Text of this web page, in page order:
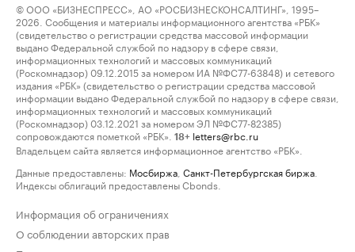
© ООО «БИЗНЕСПРЕСС», АО «РОСБИЗНЕСКОНСАЛТИНГ», 1995–
2026. Сообщения и материалы информационного агентства «РБК»
(свидетельство о регистрации средства массовой информации
выдано Федеральной службой по надзору в сфере связи,
информационных технологий и массовых коммуникаций
(Роскомнадзор) 09.12.2015 за номером ИА №ФС77-63848) и сетевого
издания «РБК» (свидетельство о регистрации средства массовой
информации выдано Федеральной службой по надзору в сфере связи,
информационных технологий и массовых коммуникаций
(Роскомнадзор) 03.12.2021 за номером ЭЛ №ФС77-82385)
сопровождаются пометкой «РБК».
18+ letters@rbc.ru
Владельцем сайта является информационное агентство «РБК».
Данные предоставлены: Мосбиржа Санкт-Петербургская биржа
Индексы облигаций предоставлены Cbonds.
Информация об ограничениях
О соблюдении авторских прав